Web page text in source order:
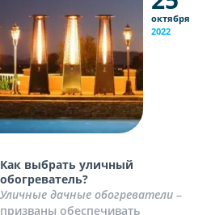
октября
2022
Как выбрать уличный
обогреватель?
Уличные дачные обогреватели –
призваны обеспечивать